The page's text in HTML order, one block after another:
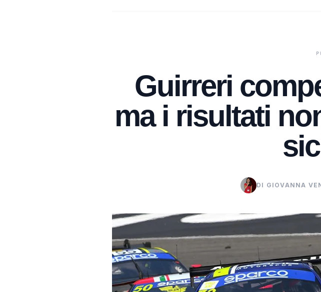
Guirreri
ma i risultati
DI GIOVANNA